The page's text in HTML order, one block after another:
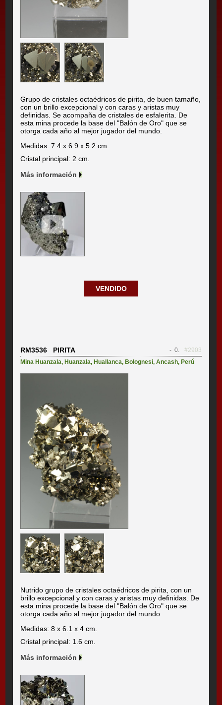
Grupo de cristales octaédricos de pirita, de buen tamaño,
con un brillo excepcional y con caras y aristas muy
definidas. Se acompaña de cristales de esfalerita. De
esta mina procede la base del "Balón de Oro" que se
otorga cada año al mejor jugador del mundo.
Medidas: 7.4 x 6.9 x 5.2 cm.
Cristal principal: 2 cm.
Más información
VENDIDO
RM3536 PIRITA - 0.
#2903
Mina Huanzala, Huanzala, Huallanca, Bolognesi,Ancash, Perú
Nutrido grupo de cristales octaédricos de pirita, con un
brillo excepcional y con caras y aristas muy definidas. De
esta mina procede la base del "Balón de Oro" que se
otorga cada año al mejor jugador del mundo.
Medidas: 8 x 6.1 x 4 cm.
Cristal principal: 1.6 cm.
Más información